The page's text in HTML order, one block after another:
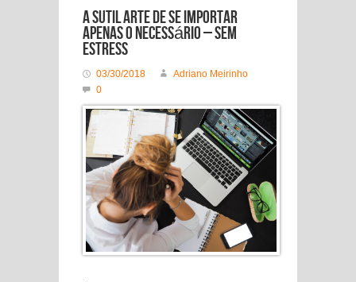
A sutil arte de se importar
apenas o necessário – sem
estress
03/30/2018
Adriano Meirinho
0